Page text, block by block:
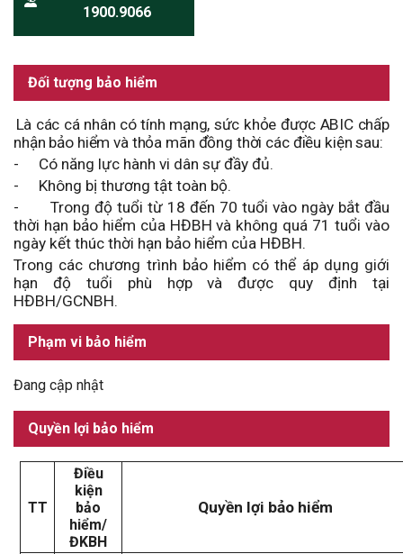
1900.9066
Đối tượng bảo hiểm
Là các cá nhân có tính mạng, sức khỏe được ABIC chấp
nhận bảo hiểm và thỏa mãn đồng thời các điều kiện sau:
-
Có năng lực hành vi dân sự đầy đủ.
-
Không bị thương tật toàn bộ.
-
Trong độ tuổi từ 18 đến 70 tuổi vào ngày bắt đầu
thời hạn bảo hiểm của HĐBH và không quá 71 tuổi vào
ngày kết thúc thời hạn bảo hiểm của HĐBH.
Trong các chương trình bảo hiểm có thể áp dụng giới
hạn độ tuổi phù hợp và được quy định tại
HĐBH/GCNBH.
Phạm vi bảo hiểm
Đang cập nhật
Quyền lợi bảo hiểm
TT
Điều
kiện
bảo
hiểm/
ĐKBH
Quyền lợi bảo hiểm